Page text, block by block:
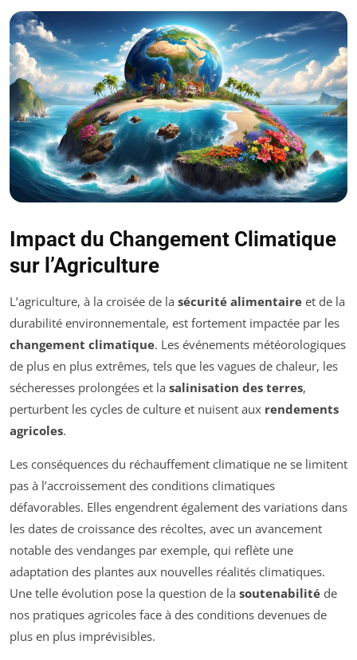
Impact du Changement Climatique
sur l’Agriculture
L’agriculture, à la croisée de la sécurité alimentaire et de la
durabilité environnementale, est fortement impactée par les
changement climatique. Les événements météorologiques
de plus en plus extrêmes, tels que les vagues de chaleur, les
sécheresses prolongées et la salinisation des terres,
perturbent les cycles de culture et nuisent aux rendements
agricoles.
Les conséquences du réchauffement climatique ne se limitent
pas à l’accroissement des conditions climatiques
défavorables. Elles engendrent également des variations dans
les dates de croissance des récoltes, avec un avancement
notable des vendanges par exemple, qui reflète une
adaptation des plantes aux nouvelles réalités climatiques.
Une telle évolution pose la question de la soutenabilité de
nos pratiques agricoles face à des conditions devenues de
plus en plus imprévisibles.